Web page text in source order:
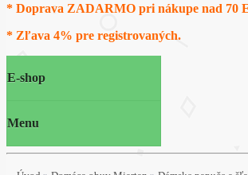
* Doprava ZADARMO pri nákupe nad 70
* Zľava 4% pre registrovaných.
E-shop
Menu